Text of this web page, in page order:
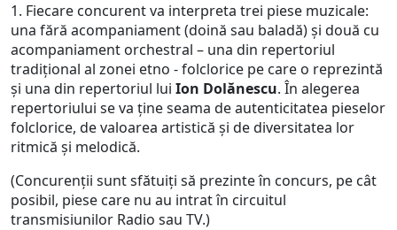
1. Fiecare concurent va interpreta trei piese muzicale:
una fără acompaniament (doină sau baladă) și două cu
acompaniament orchestral – una din repertoriul
tradiţional al zonei etno - folclorice pe care o reprezintă
și una din repertoriul lui Ion Dolănescu. În alegerea
repertoriului se va ţine seama de autenticitatea pieselor
folclorice, de valoarea artistică şi de diversitatea lor
ritmică şi melodică.
(Concurenţii sunt sfătuiţi să prezinte în concurs, pe cât
posibil, piese care nu au intrat în circuitul
transmisiunilor Radio sau TV.)